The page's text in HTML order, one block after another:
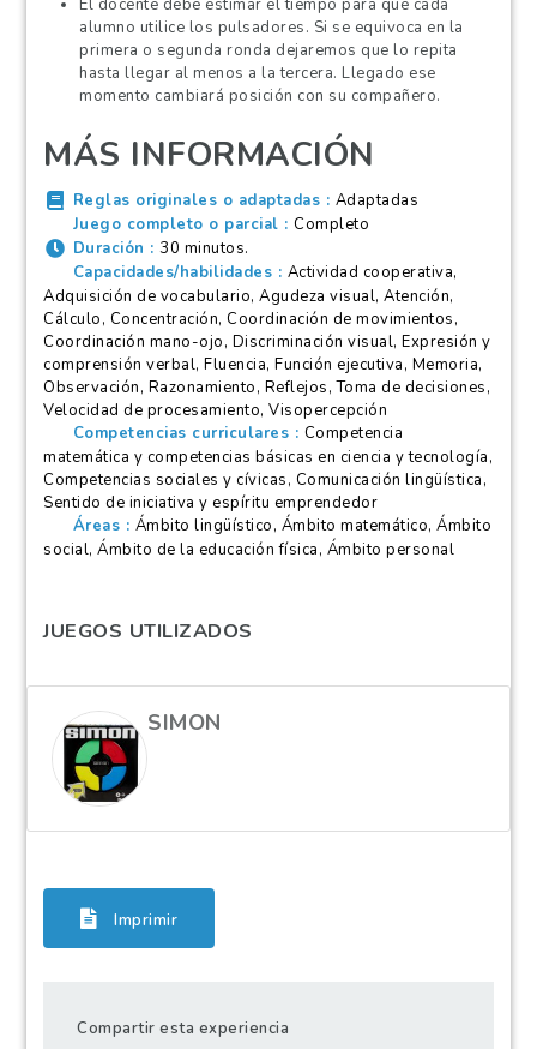
El docente debe estimar el tiempo para que cada
alumno utilice los pulsadores. Si se equivoca en la
primera o segunda ronda dejaremos que lo repita
hasta llegar al menos a la tercera. Llegado ese
momento cambiará posición con su compañero.
MÁS INFORMACIÓN
Reglas originales o adaptadas
Adaptadas
Juego completo o parcial
Completo
Duración
30 minutos.
Capacidades/habilidades
Actividad cooperativa,
Adquisición de vocabulario, Agudeza visual, Atención,
Cálculo, Concentración, Coordinación de movimientos,
Coordinación mano-ojo, Discriminación visual, Expresión y
comprensión verbal, Fluencia, Función ejecutiva, Memoria,
Observación, Razonamiento, Reflejos, Toma de decisiones,
Velocidad de procesamiento, Visopercepción
Competencias curriculares
Competencia
matemática y competencias básicas en ciencia y tecnología,
Competencias sociales y cívicas, Comunicación lingüística,
Sentido de iniciativa y espíritu emprendedor
Áreas
Ámbito lingüístico, Ámbito matemático, Ámbito
social, Ámbito de la educación física, Ámbito personal
JUEGOS UTILIZADOS
SIMON
Imprimir
Compartir esta experiencia